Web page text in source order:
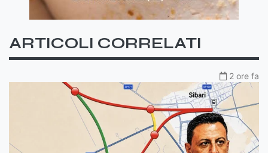
ARTICOLI CORRELATI
2 ore fa